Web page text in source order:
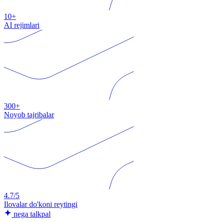
10+
AI rejimlari
300+
Noyob tajribalar
4.7/5
Ilovalar do'koni reytingi
nega talkpal